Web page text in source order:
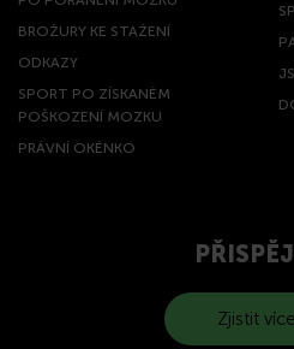
BROŽURY KE STAŽENÍ
ODKAZY
SPORT PO ZÍSKANÉM
POŠKOZENÍ MOZKU
PRÁVNÍ OKÉNKO
Zjistit